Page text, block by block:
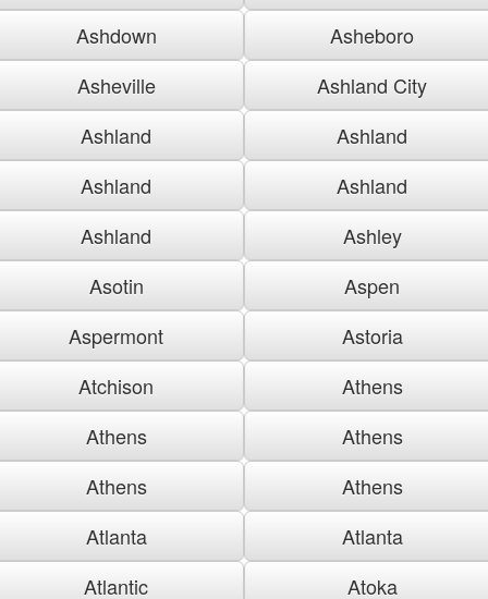
Ashdown
Asheboro
Asheville
Ashland City
Ashland
Ashland
Ashland
Ashland
Ashland
Ashley
Asotin
Aspen
Aspermont
Astoria
Atchison
Athens
Athens
Athens
Athens
Athens
Atlanta
Atlanta
Atlantic
Atoka